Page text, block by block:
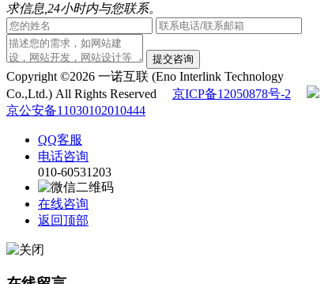
求信息,24小时内与您联系。
提交咨询
Copyright ©2026 一诺互联 (Eno Interlink Technology
Co.,Ltd.) All Rights Reserved 京ICP备12050878号-2
京公安备11030102010444
QQ客服
电话咨询
010-60531203
在线咨询
返回顶部